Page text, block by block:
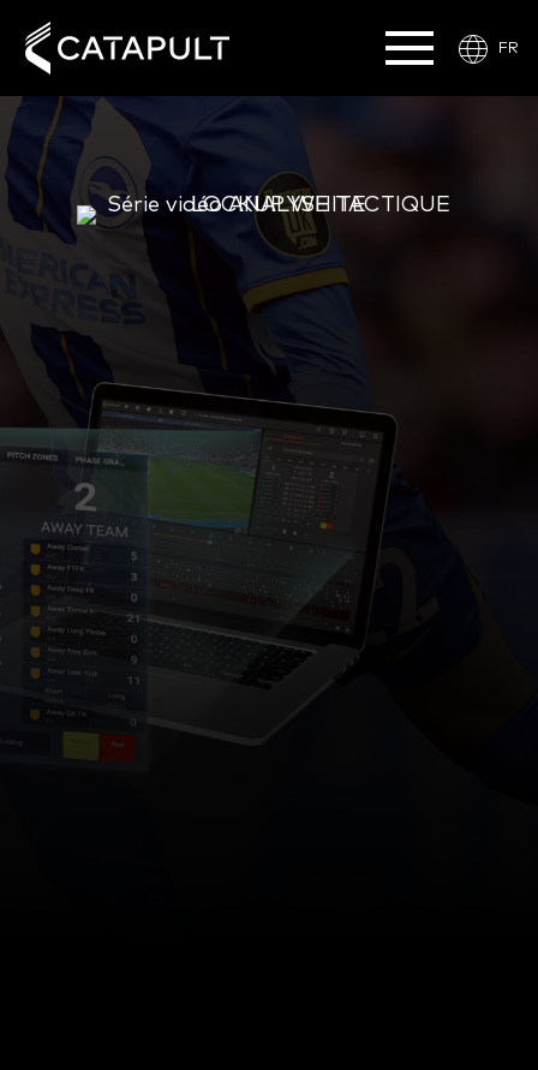
FR
PRÉPARATION DE
LA SESSION
D'EXAMEN
VIDÉOS DE FLUX DE TRAVAIL :
Optimiser les modèles de balises
et les sorties pour l'examen
d'après-match
Conception du modèle de balise
et des sorties
Appliquer des étiquettes aux